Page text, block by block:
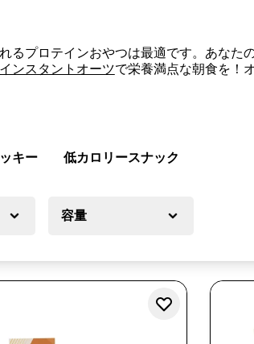
るプロテインおやつは最適です。あなた
インスタントオーツで栄養満点な朝食を！
キー 低カロリースナック
容量